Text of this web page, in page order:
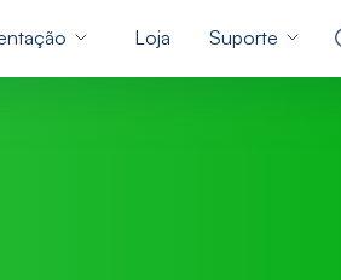
Travando
senha
Loja Suporte